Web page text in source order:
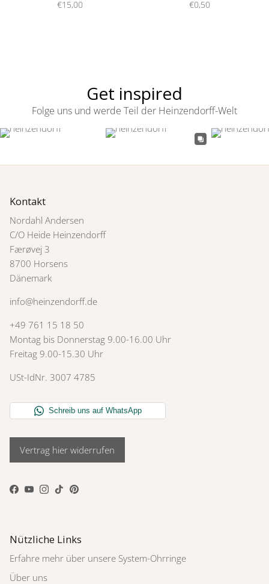
€15,00
€0,50
Get inspired
Folge uns und werde Teil der Heinzendorff-Welt
Kontakt
Nordahl Andersen
C/O Heide Heinzendorff
Færøvej 3
8700 Horsens
Dänemark
info@heinzendorff.de
+49 761 15 18 50
Montag bis Donnerstag 9.00-16.00 Uhr
Freitag 9.00-15.30 Uhr
USt-IdNr. 3007 4785
Vertrag hier widerrufen
Facebook
YouTube
Instagram
TikTokPinterest
Nützliche Links
Erfahre mehr über unsere System-Ohrringe
Über uns